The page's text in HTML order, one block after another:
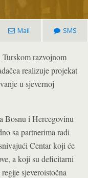
Mail SMS
razvojnom
realizuje projekat
u sjevernoj
Bosnu i Hercegovinu
sa partnerima radi
Centar koji će
a koji su deficitarni
sjeveroistočna